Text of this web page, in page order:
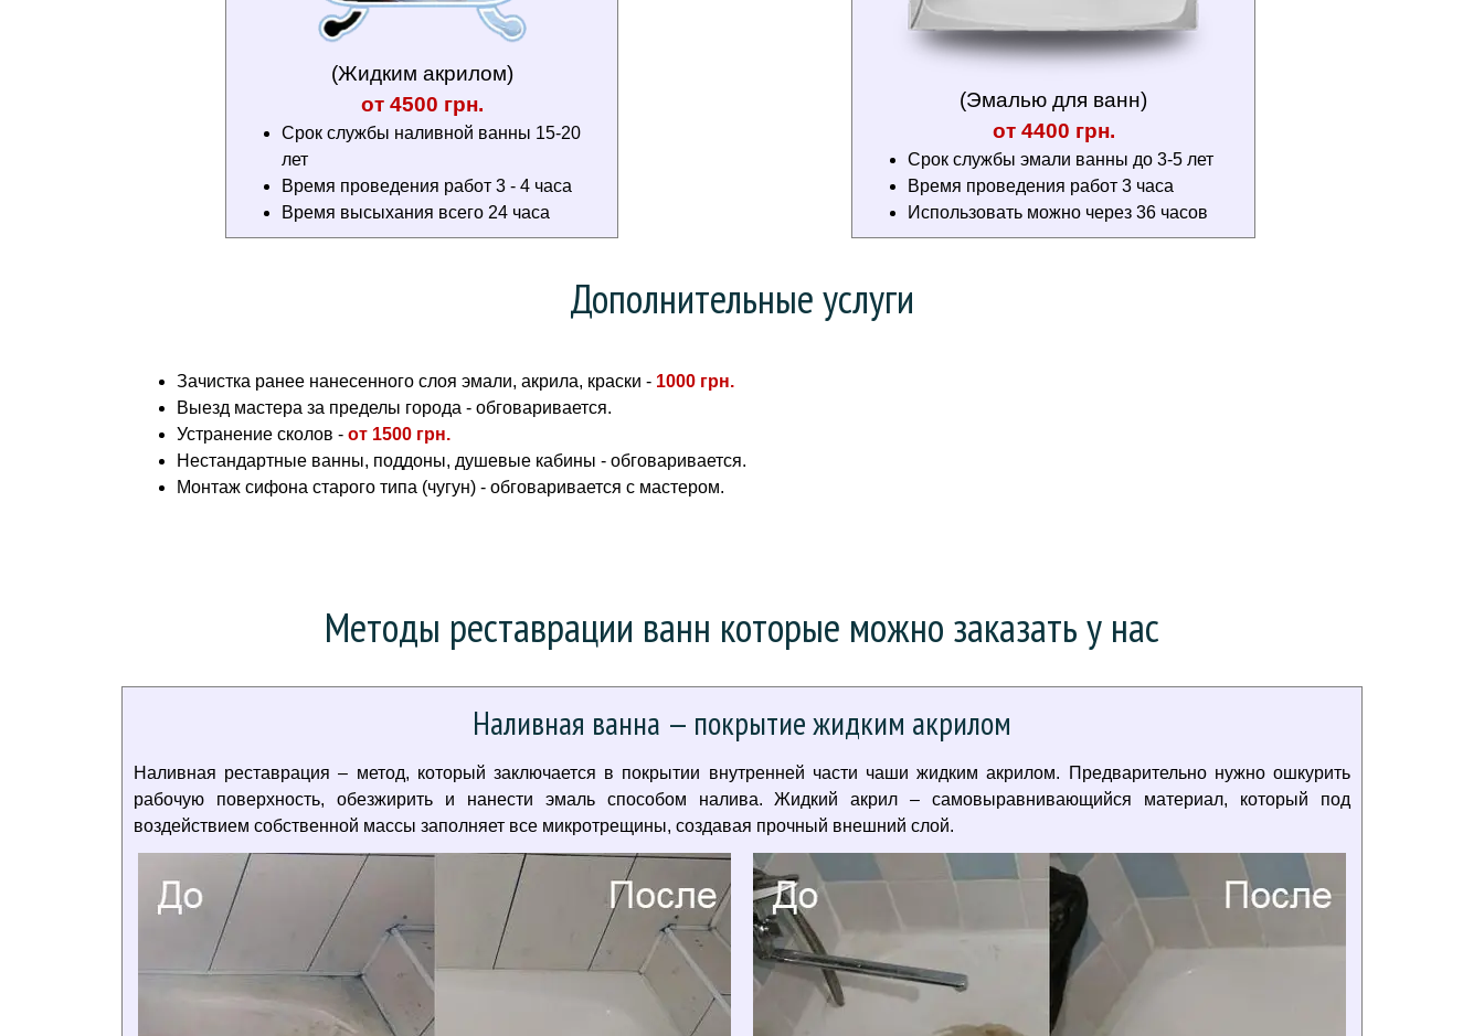
(Жидким акрилом)
от 4500 грн.
Срок службы наливной ванны 15-20
лет
Время проведения работ 3 - 4 часа
Время высыхания всего 24 часа
(Эмалью для ванн)
от 4400 грн.
Срок службы эмали ванны до 3-5 лет
Время проведения работ 3 часа
Использовать можно через 36 часов
Дополнительные услуги
Зачистка ранее нанесенного слоя эмали, акрила, краски - 1000 грн.
Выезд мастера за пределы города - обговаривается.
Устранение сколов - от 1500 грн.
Нестандартные ванны, поддоны, душевые кабины - обговаривается.
Монтаж сифона старого типа (чугун) - обговаривается с мастером.
Методы реставрации ванн которые можно заказать у нас
Наливная ванна — покрытие жидким акрилом
Наливная реставрация – метод, который заключается в покрытии внутренней части чаши жидким акрилом. Предварительно нужно ошкурить
рабочую поверхность, обезжирить и нанести эмаль способом налива. Жидкий акрил – самовыравнивающийся материал, который под
воздействием собственной массы заполняет все микротрещины, создавая прочный внешний слой.